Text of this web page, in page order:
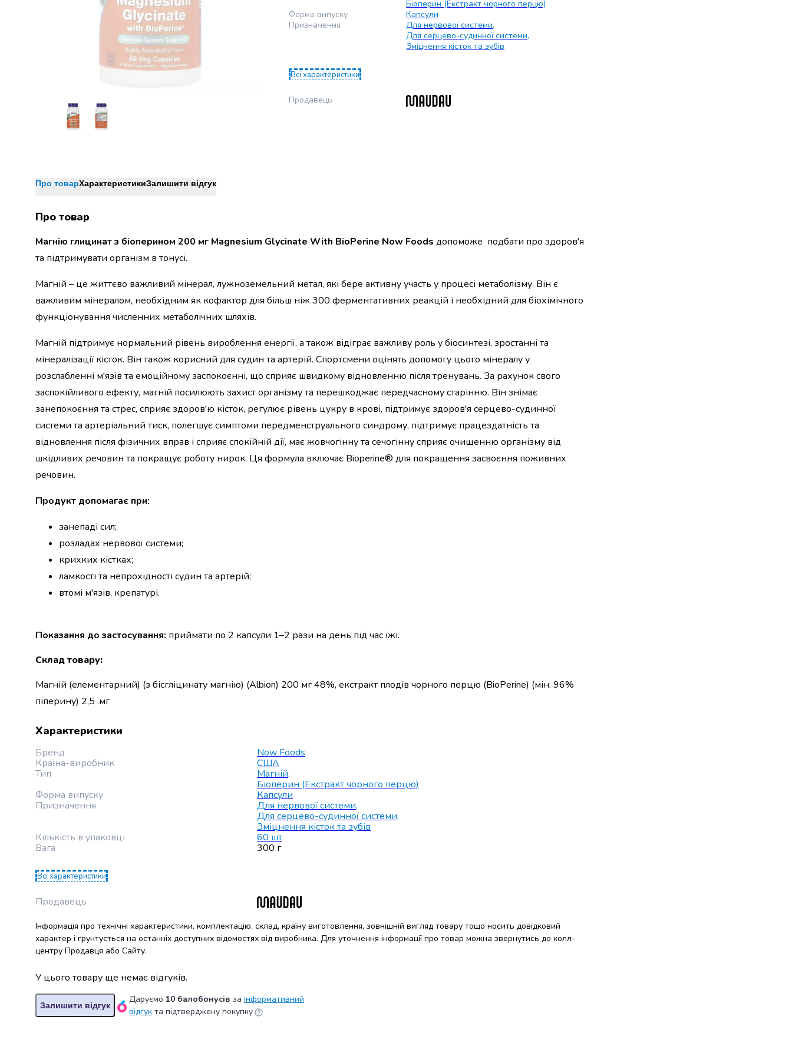
Джин
Текіла
мескаль
Лікери
Настоянки,
бальзами,
біттери
алкоголь
Сидри
та
Подарункові
алкоголю
Продукти
Бакалія
Олія
Макаронні
вироби
Сухі
сніданки
швидкого
приготування
Спеції
Все
випічки
Борошно
Приправа
перець
Кухонна
сіль
для
і
Желе
та
для
Крупи
Рис
крупа
Вівсяна
Бобові
Кускус
Пшенична
крупа
Манна
Кіноа
Кукурудзяна
крупа
крупа
крупа
Пшоно
Біоперин (Екстракт чорного перцю)
Форма випуску
Капсули
Призначення
Для нервової системи,
Для серцево-судинної системи,
Зміцнення кісток та зубів
Всі характеристики
Продавець
Про товарХарактеристикиЗалишити відгук
Про товар
Магнію глицинат з біоперином 200 мг Magnesium Glycinate With BioPerine Now Foods допоможе подбати про здоров'я
та підтримувати організм в тонусі.
Магній – це життєво важливий мінерал, лужноземельний метал, які бере активну участь у процесі метаболізму. Він є
важливим мінералом, необхідним як кофактор для більш ніж 300 ферментативних реакцій і необхідний для біохімічного
функціонування численних метаболічних шляхів.
Магній підтримує нормальний рівень вироблення енергії, а також відіграє важливу роль у біосинтезі, зростанні та
мінералізації кісток. Він також корисний для судин та артерій. Спортсмени оцінять допомогу цього мінералу у
розслабленні м'язів та емоційному заспокоєнні, що сприяє швидкому відновленню після тренувань. За рахунок свого
заспокійливого ефекту, магній посилюють захист організму та перешкоджає передчасному старінню. Він знімає
занепокоєння та стрес, сприяє здоров'ю кісток, регулює рівень цукру в крові, підтримує здоров'я серцево-судинної
системи та артеріальний тиск, полегшує симптоми передменструального синдрому, підтримує працездатність та
відновлення після фізичних вправ і сприяє спокійній дії, має жовчогінну та сечогінну сприяє очищенню організму від
шкідливих речовин та покращує роботу нирок. Ця формула включає Bioperine® для покращення засвоєння поживних
речовин.
Продукт допомагає при:
занепаді сил;
розладах нервової системи;
крихких кістках;
ламкості та непрохідності судин та артерій;
втомі м'язів, крепатурі.
Показання до застосування: приймати по 2 капсули 1–2 рази на день під час їжі.
Склад товару:
Магній (елементарний) (з бісгліцинату магнію) (Albion) 200 мг 48%, екстракт плодів чорного перцю (BioPerine) (мін. 96%
піперину) 2,5 .мг
Характеристики
Бренд
Now Foods
Країна-виробник
США
Тип
Магній,
Біоперин (Екстракт чорного перцю)
Форма випуску
Капсули
Призначення
Для нервової системи,
Для серцево-судинної системи,
Зміцнення кісток та зубів
Кількість в упаковці
60 шт
Вага
300 г
Всі характеристики
Продавець
Інформація про технічні характеристики, комплектацію, склад, країну виготовлення, зовнішній вигляд товару тощо носить довідковий
характер і ґрунтується на останніх доступних відомостях від виробника. Для уточнення інформації про товар можна звернутись до колл-
центру Продавця або Сайту.
У цього товару ще немає відгуків.
Залишити відгук
Даруємо 10 балобонусів за інформативний
відгук та підтверджену покупку